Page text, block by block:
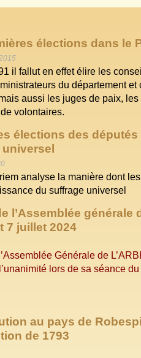
élections dans le
il fallut en effet élire les
du département
aussi les juges de paix,
volontaires.
élections des
analyse la manière dont
du suffrage universel
l’Assemblée générale
7 juillet 2024
Générale de
lors de sa séance
au pays de
de 1793